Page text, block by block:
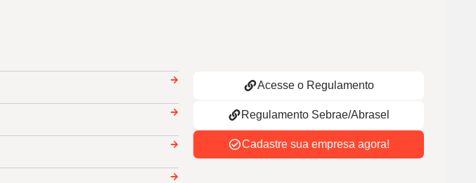
Acesse o Regulamento
Regulamento Sebrae/Abrasel
Cadastre sua empresa agora!